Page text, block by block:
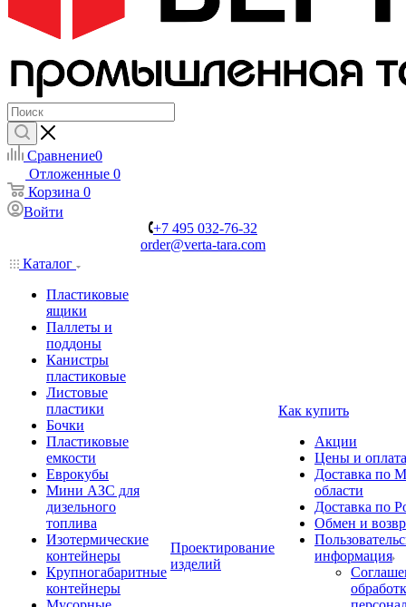
Сравнение0
Отложенные 0
Корзина 0
Войти
+7 495 032-76-32
order@verta-tara.com
Каталог
Пластиковые
ящики
Паллеты и
поддоны
Канистры
пластиковые
Листовые
пластики
Бочки
Пластиковые
емкости
Еврокубы
Мини АЗС для
дизельного
топлива
Изотермические
контейнеры
Крупногабаритные
контейнеры
Проектирование
изделий
Как купить
Акции
Цены и оплата
Доставка по
области
Доставка по
Обмен и
информация